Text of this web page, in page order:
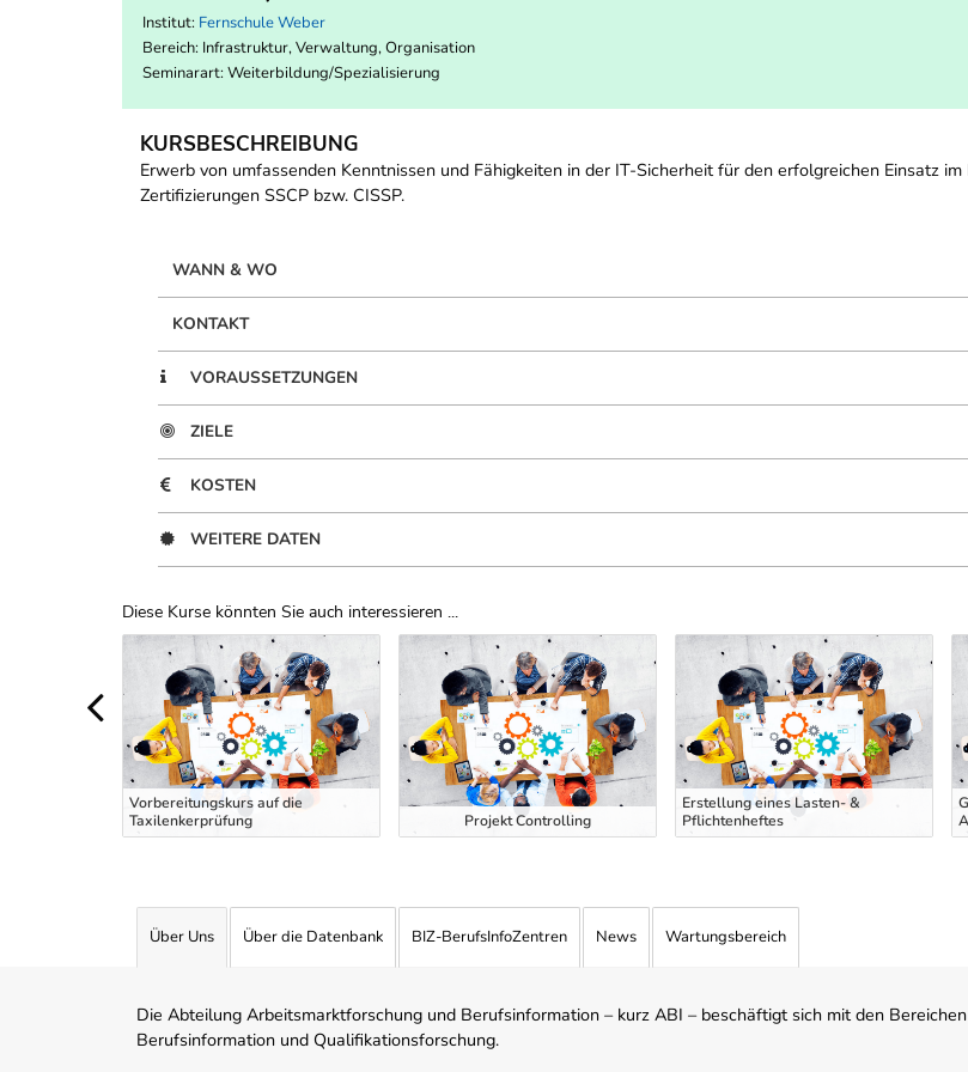
Institut: Fernschule Weber
Bereich: Infrastruktur, Verwaltung, Organisation
Seminarart: Weiterbildung/Spezialisierung
KURSBESCHREIBUNG
Erwerb von umfassenden Kenntnissen und Fähigkeiten in der IT-Sicherheit für den erfolgreichen Einsatz
Zertifizierungen SSCP bzw. CISSP.
WANN & WO
KONTAKT
VORAUSSETZUNGEN
ZIELE
KOSTEN
WEITERE DATEN
Diese Kurse könnten Sie auch interessieren ...
Uber Weiterbildungsvorschläge
Vorbereitungskurs auf die
Taxilenkerprüfung
Projekt Controlling
Erstellung eines Lasten- &
Pflichtenheftes
Über Uns Über die Datenbank BIZ-BerufsInfoZentren News Wartungsbereich
Die Abteilung Arbeitsmarktforschung und Berufsinformation – kurz ABI – beschäftigt sich mit den
Berufsinformation und Qualifikationsforschung.